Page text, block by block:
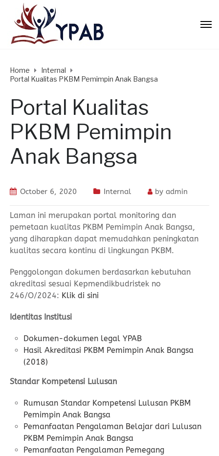
Home
Internal
Portal Kualitas PKBM Pemimpin Anak Bangsa
Portal Kualitas
PKBM Pemimpin
Anak Bangsa
October 6, 2020 Internal by admin
Laman ini merupakan portal monitoring dan
pemetaan kualitas PKBM Pemimpin Anak Bangsa,
yang diharapkan dapat memudahkan peningkatan
kualitas secara kontinu di lingkungan PKBM.
Penggolongan dokumen berdasarkan kebutuhan
akreditasi sesuai Kepmendikbudristek no
246/O/2024: Klik di sini
Identitas Institusi
Dokumen-dokumen legal YPAB
Hasil Akreditasi PKBM Pemimpin Anak Bangsa
(2018)
Standar Kompetensi Lulusan
Rumusan Standar Kompetensi Lulusan PKBM
Pemimpin Anak Bangsa
Pemanfaatan Pengalaman Belajar dari Lulusan
PKBM Pemimpin Anak Bangsa
Pemanfaatan Pengalaman Pemegang